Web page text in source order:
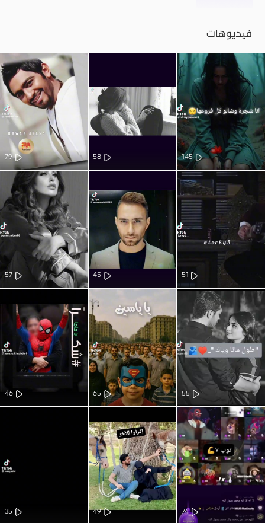
فيديوهات
145
58
79
51
45
57
55
65
46
74
49
35